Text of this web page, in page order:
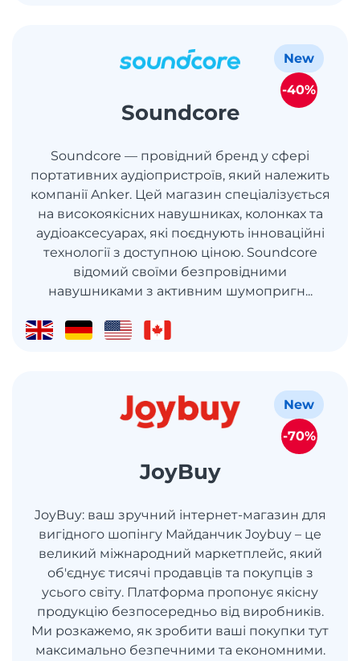
Soundcore
Soundcore — провідний бренд у сфері
портативних аудіопристроїв, який належить
компанії Anker. Цей магазин спеціалізується
на високоякісних навушниках, колонках та
аудіоаксесуарах, які поєднують інноваційні
технології з доступною ціною. Soundcore
відомий своїми безпровідними
навушниками з активним шумопригн...
New
-40%
JoyBuy
JoyBuy: ваш зручний інтернет-магазин для
вигідного шопінгу Майданчик Joybuy – це
великий міжнародний маркетплейс, який
об'єднує тисячі продавців та покупців з
усього світу. Платформа пропонує якісну
продукцію безпосередньо від виробників.
Ми розкажемо, як зробити ваші покупки тут
максимально безпечними та економними.
New
-70%